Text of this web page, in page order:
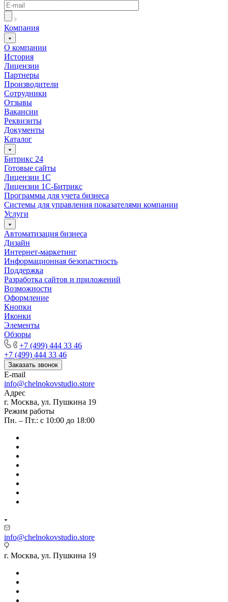
Компания
О компании
История
Лицензии
Партнеры
Производители
Сотрудники
Отзывы
Вакансии
Реквизиты
Документы
Каталог
Битрикс 24
Готовые сайты
Лицензии 1С
Лицензии 1С-Битрикс
Программы для учета бизнеса
Системы для управления показателями компании
Услуги
Автоматизация бизнеса
Дизайн
Интернет-маркетинг
Информационная безопастность
Поддержка
Разработка сайтов и приложений
Возможности
Оформление
Кнопки
Иконки
Элементы
Обзоры
+7 (499) 444 33 46
+7 (499) 444 33 46
Заказать звонок
E-mail
info@chelnokovstudio.store
Адрес
г. Москва, ул. Пушкина 19
Режим работы
Пн. – Пт.: с 10:00 до 18:00
info@chelnokovstudio.store
г. Москва, ул. Пушкина 19